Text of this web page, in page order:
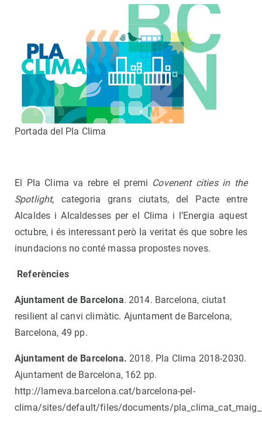
Portada del Pla Clima
El Pla Clima va rebre el premi Covenent cities in the
Spotlight, categoria grans ciutats, del Pacte entre
Alcaldes i Alcaldesses per el Clima i l’Energia aquest
octubre, i és interessant però la veritat és que sobre les
inundacions no conté massa propostes noves.
Referències
Ajuntament de Barcelona. 2014. Barcelona, ciutat
resilient al canvi climàtic. Ajuntament de Barcelona,
Barcelona, 49 pp.
Ajuntament de Barcelona. 2018. Pla Clima 2018-2030.
Ajuntament de Barcelona, 162 pp.
http://lameva.barcelona.cat/barcelona-pel-
clima/sites/default/files/documents/